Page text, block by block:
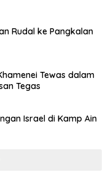
Rudal ke Pangkalan
Tewas dalam
Tegas
Israel di Kamp Ain